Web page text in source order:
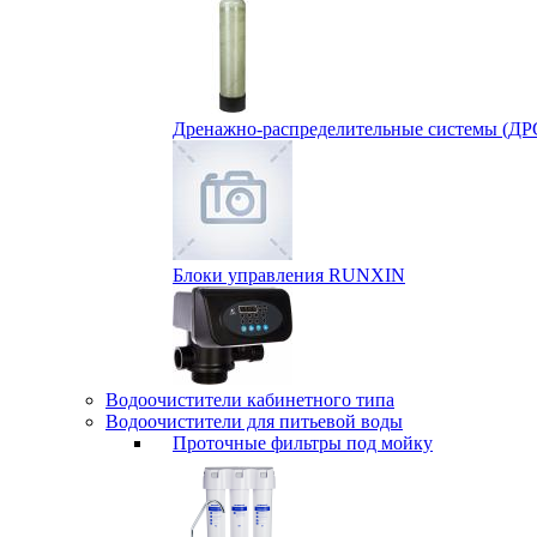
Дренажно-распределительные системы
Блоки управления RUNXIN
Водоочистители кабинетного типа
Водоочистители для питьевой воды
Проточные фильтры под мойку